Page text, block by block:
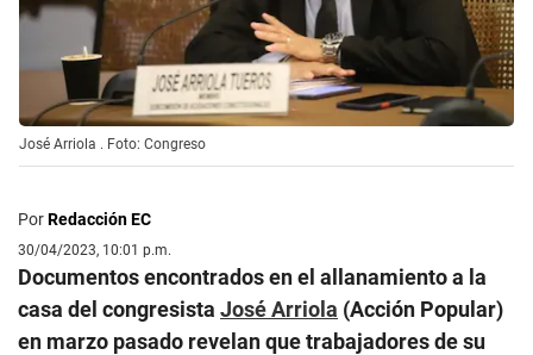
José Arriola . Foto: Congreso
PorRedacción EC
30/04/2023, 10:01 p.m.
Documentos encontrados en el allanamiento a la
casa del congresista José Arriola (Acción Popular)
en marzo pasado revelan que trabajadores de su